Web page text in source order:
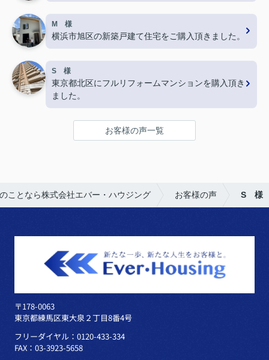
M 様
横浜市旭区の新築戸建て住宅をご購入頂きました。
S 様
東京都北区にフルリフォームマンションを購入頂き
ました。
お客様の声一覧
ことなら株式会社エバー・ハウジング お客様の声 S 様
〒178-0063
東京都練馬区東大泉２丁目8番4号
フリーダイヤル：0120-433-334
FAX：03-3923-5658